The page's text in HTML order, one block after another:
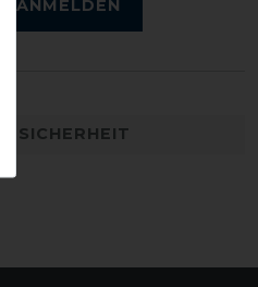
ANMELDEN